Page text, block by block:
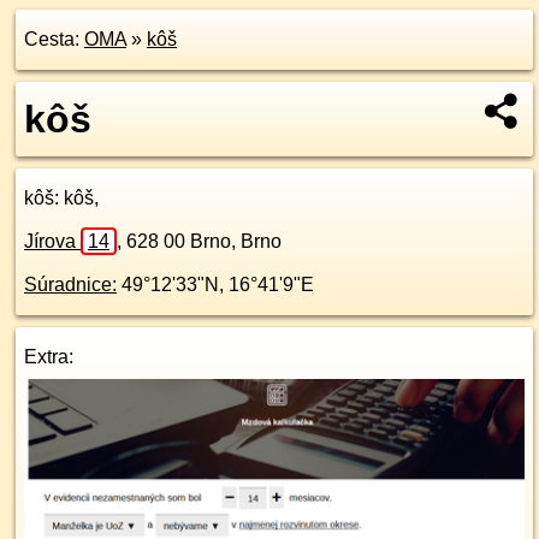
Cesta: OMA» kôš
kôš
kôš: kôš,
Jírova 14 , 628 00 Brno, Brno
Súradnice: 49°12'33"N , 16°41'9"E
Extra: